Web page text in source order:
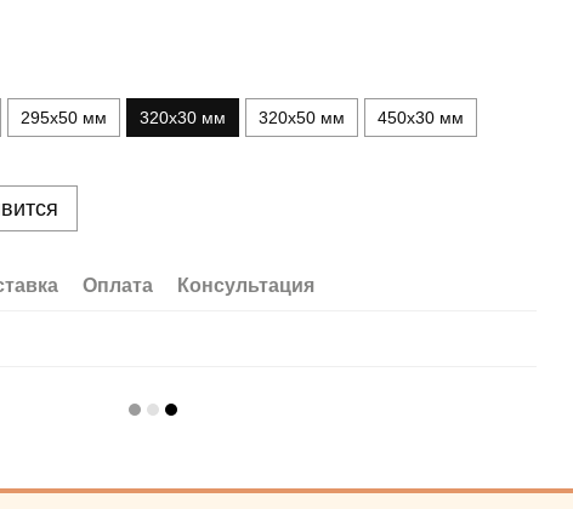
295x50 мм 320x30 мм 320x50 мм 450x30 мм
Оплата Консультация